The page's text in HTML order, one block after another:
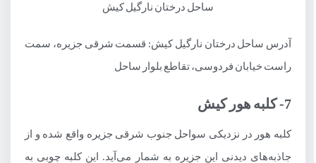
ساحل درختان نارگیل کیش
آدرس ساحل درختان نارگیل کیش: قسمت شرقی جزیره، سمت
راست خیابان فردوسی، تقاطع بلوار ساحل
7- کلبه هور کیش
کلبه هور در نزدیکی سواحل جنوب شرقی جزیره واقع شده و از
جاذبه‌های دیدنی این جزیره به شمار می‌آید. این کلبه چوبی به